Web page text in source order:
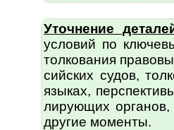
Уточнение
условий по
толко­вания
сий­ских судов,
языках,
лирующих органов,
другие моменты.